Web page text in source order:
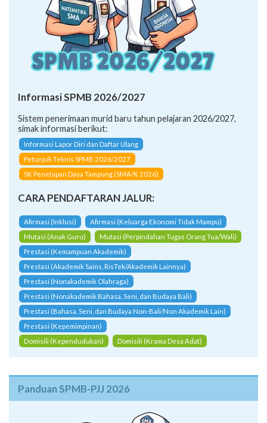
Informasi SPMB 2026/2027
Sistem penerimaan murid baru tahun pelajaran 2026/2027,
simak informasi berikut:
Informasi Lapor Diri dan Daftar Ulang
Petunjuk Teknis SPMB 2026/2027
SK Penetapan Daya Tampung (SMA/K 2026)
CARA PENDAFTARAN JALUR:
Afirmasi (Inklusi)
Afirmasi (Keluarga Ekonomi Tidak Mampu)
Mutasi (Anak Guru)
Mutasi (Perpindahan Tugas Orang Tua/Wali)
Prestasi (Kemampuan Akademik)
Prestasi (Akademik Sains, RisTek/Akademik Lainnya)
Prestasi (Nonakademik Olahraga)
Prestasi (Nonakademik Bahasa, Seni, dan Budaya Bali)
Prestasi (Bahasa, Seni, dan Budaya Non-Bali/Non Akademik Lain)
Prestasi (Kepemimpinan)
Domisili (Kependudukan)
Domisili (Krama Desa Adat)
Panduan SPMB-PJJ 2026